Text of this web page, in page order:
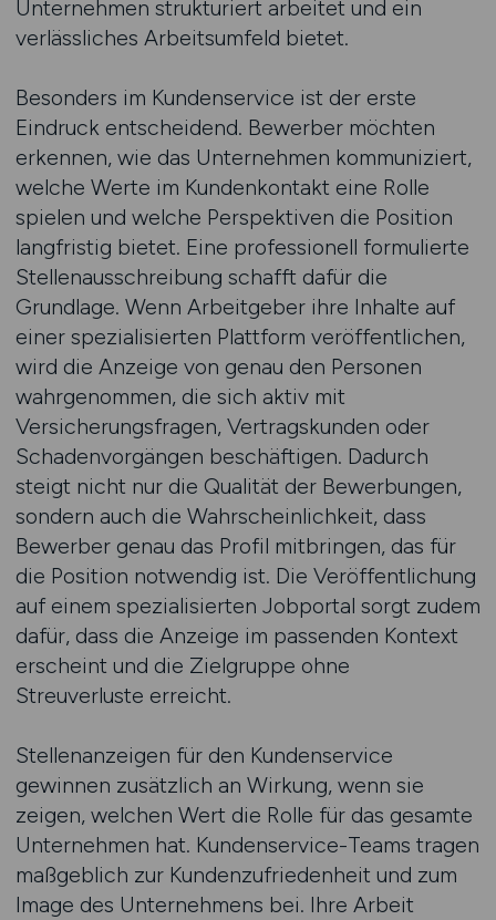
Unternehmen strukturiert arbeitet und ein
verlässliches Arbeitsumfeld bietet.
Besonders im Kundenservice ist der erste
Eindruck entscheidend. Bewerber möchten
erkennen, wie das Unternehmen kommuniziert,
welche Werte im Kundenkontakt eine Rolle
spielen und welche Perspektiven die Position
langfristig bietet. Eine professionell formulierte
Stellenausschreibung schafft dafür die
Grundlage. Wenn Arbeitgeber ihre Inhalte auf
einer spezialisierten Plattform veröffentlichen,
wird die Anzeige von genau den Personen
wahrgenommen, die sich aktiv mit
Versicherungsfragen, Vertragskunden oder
Schadenvorgängen beschäftigen. Dadurch
steigt nicht nur die Qualität der Bewerbungen,
sondern auch die Wahrscheinlichkeit, dass
Bewerber genau das Profil mitbringen, das für
die Position notwendig ist. Die Veröffentlichung
auf einem spezialisierten Jobportal sorgt zudem
dafür, dass die Anzeige im passenden Kontext
erscheint und die Zielgruppe ohne
Streuverluste erreicht.
Stellenanzeigen für den Kundenservice
gewinnen zusätzlich an Wirkung, wenn sie
zeigen, welchen Wert die Rolle für das gesamte
Unternehmen hat. Kundenservice-Teams tragen
maßgeblich zur Kundenzufriedenheit und zum
Image des Unternehmens bei. Ihre Arbeit